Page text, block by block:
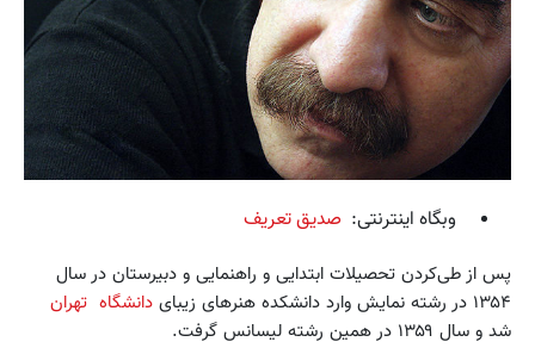
وبگاه‌ اینترنتی: صدیق تعریف
پس از طی‌کردن تحصیلات ابتدایی و راهنمایی و دبیرستان در سال
۱۳۵۴ در رشته نمایش وارد دانشکده هنرهای زیبای
دانشگاه تهران
شد و سال ۱۳۵۹ در همین رشته لیسانس گرفت.